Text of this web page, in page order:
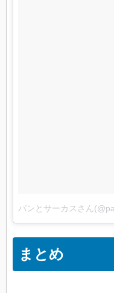
パンとサーカスさん
まとめ